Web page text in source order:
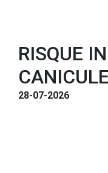
RISQUE
CANICULE
28-07-2026